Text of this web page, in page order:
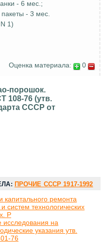
- 6 мес.;
- 3 мес.
N 1)
Оценка материала: 0
порошок.
108-76 (утв.
СССР от
ПРОЧИЕ СССР 1917-1992
ремонта
систем технологических
Р
исследования на
указания утв.
76